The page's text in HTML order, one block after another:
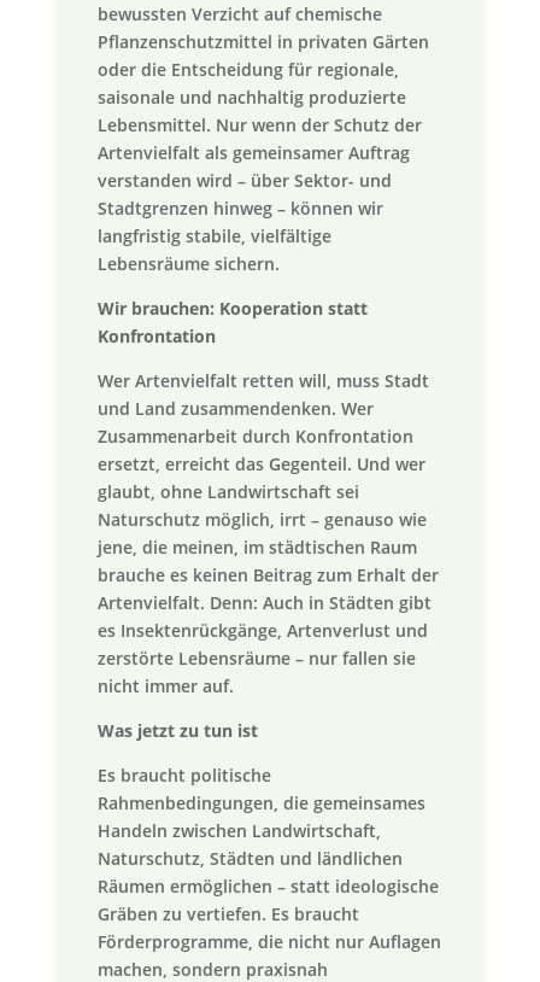
bewussten Verzicht auf chemische
Pflanzenschutzmittel in privaten Gärten
oder die Entscheidung für regionale,
saisonale und nachhaltig produzierte
Lebensmittel. Nur wenn der Schutz der
Artenvielfalt als gemeinsamer Auftrag
verstanden wird – über Sektor- und
Stadtgrenzen hinweg – können wir
langfristig stabile, vielfältige
Lebensräume sichern.
Wir brauchen: Kooperation statt
Konfrontation
Wer Artenvielfalt retten will, muss Stadt
und Land zusammendenken. Wer
Zusammenarbeit durch Konfrontation
ersetzt, erreicht das Gegenteil. Und wer
glaubt, ohne Landwirtschaft sei
Naturschutz möglich, irrt – genauso wie
jene, die meinen, im städtischen Raum
brauche es keinen Beitrag zum Erhalt der
Artenvielfalt. Denn: Auch in Städten gibt
es Insektenrückgänge, Artenverlust und
zerstörte Lebensräume – nur fallen sie
nicht immer auf.
Was jetzt zu tun ist
Es braucht politische
Rahmenbedingungen, die gemeinsames
Handeln zwischen Landwirtschaft,
Naturschutz, Städten und ländlichen
Räumen ermöglichen – statt ideologische
Gräben zu vertiefen. Es braucht
Förderprogramme, die nicht nur Auflagen
machen, sondern praxisnah